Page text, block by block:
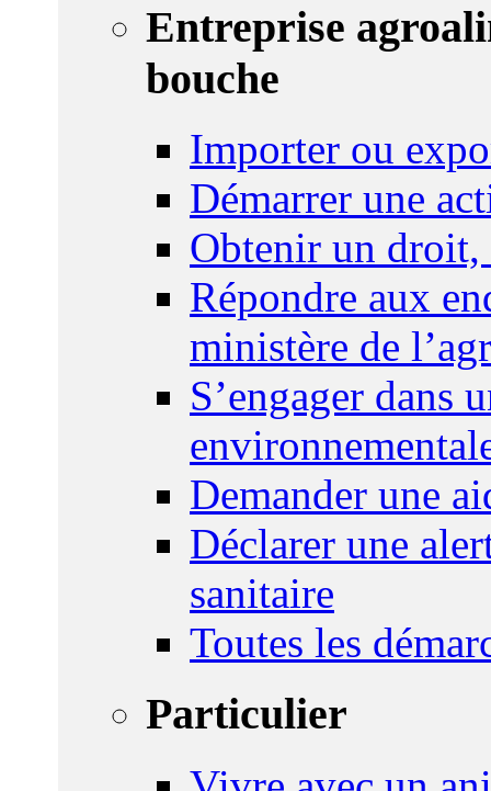
Entreprise
bouche
Importer ou
Démarrer une
Obtenir un droit,
Répondre aux
ministère de
S’engager dans
Demander une
Déclarer une
sanitaire
Toutes les
Particulier